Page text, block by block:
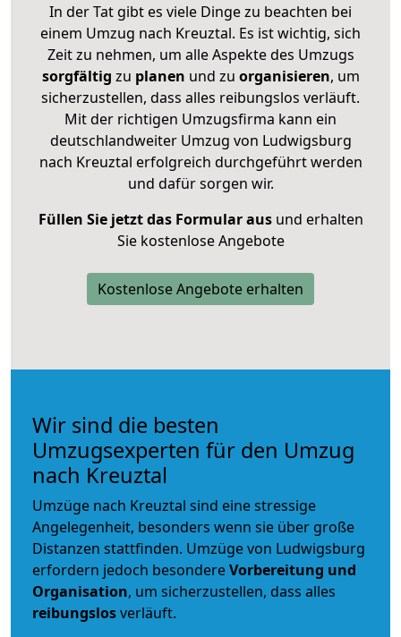
In der Tat gibt es viele Dinge zu beachten bei
einem Umzug nach Kreuztal. Es ist wichtig, sich
Zeit zu nehmen, um alle Aspekte des Umzugs
sorgfältig zu planen und zu organisieren, um
sicherzustellen, dass alles reibungslos verläuft.
Mit der richtigen Umzugsfirma kann ein
deutschlandweiter Umzug von Ludwigsburg
nach Kreuztal erfolgreich durchgeführt werden
und dafür sorgen wir.
Füllen Sie jetzt das Formular ausund erhalten
Sie kostenlose Angebote
Kostenlose Angebote erhalten
Wir sind die besten
Umzugsexperten für den Umzug
nach Kreuztal
Umzüge nach Kreuztal sind eine stressige
Angelegenheit, besonders wenn sie über große
Distanzen stattfinden. Umzüge von Ludwigsburg
erfordern jedoch besondereVorbereitung und
Organisation, um sicherzustellen, dass alles
reibungslosverläuft.